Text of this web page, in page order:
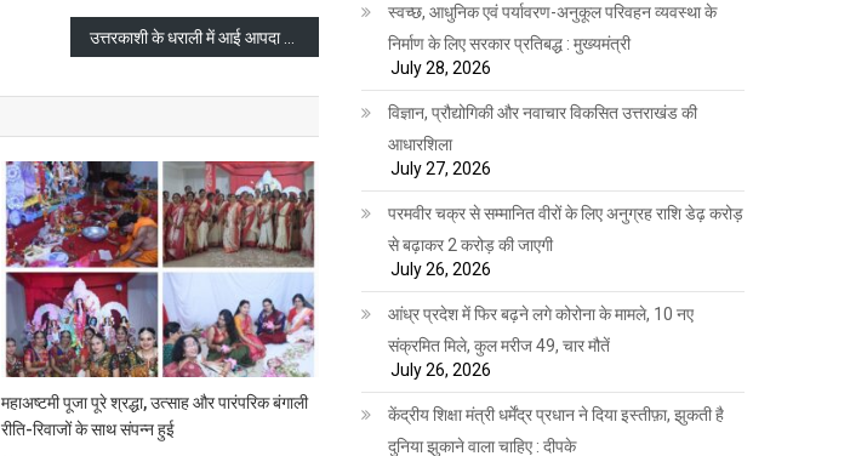
महाअष्टमी पूजा पूरे श्रद्धा, उत्साह और पारंपरिक बंगाली
रीति-रिवाजों के साथ संपन्न हुई
स्वच्छ, आधुनिक एवं पर्यावरण-अनुकूल परिवहन व्यवस्था के
निर्माण के लिए सरकार प्रतिबद्ध : मुख्यमंत्री
July 28, 2026
विज्ञान, प्रौद्योगिकी और नवाचार विकसित उत्तराखंड की
आधारशिला
July 27, 2026
परमवीर चक्र से सम्मानित वीरों के लिए अनुग्रह राशि डेढ़ करोड़
से बढ़ाकर 2 करोड़ की जाएगी
July 26, 2026
आंध्र प्रदेश में फिर बढ़ने लगे कोरोना के मामले, 10 नए
संक्रमित मिले, कुल मरीज 49, चार मौतें
July 26, 2026
केंद्रीय शिक्षा मंत्री धर्मेंद्र प्रधान ने दिया इस्तीफ़ा, झुकती है
दुनिया झुकाने वाला चाहिए : दीपके